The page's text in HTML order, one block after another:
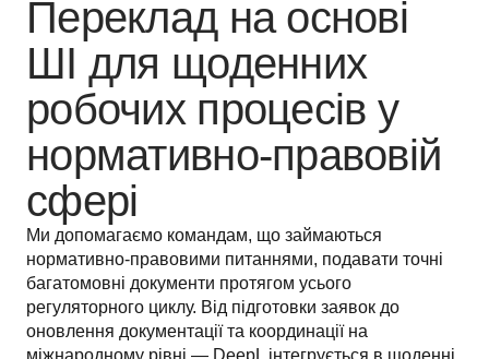
Переклад на основі
ШІ для щоденних
робочих процесів у
нормативно-правовій
сфері
Ми допомагаємо командам, що займаються
нормативно-правовими питаннями, подавати точні
багатомовні документи протягом усього
регуляторного циклу. Від підготовки заявок до
оновлення документації та координації на
міжнародному рівні — DeepL інтегрується в щоденні